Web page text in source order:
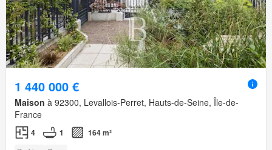
1 440 000 €
Maison à 92300, Levallois-Perret, Hauts-de-Seine, Île-de-
France
4 1 164 m²